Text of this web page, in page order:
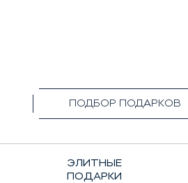
ПОДБОР ПОДАРКОВ
ЭЛИТНЫЕ
ПОДАРКИ